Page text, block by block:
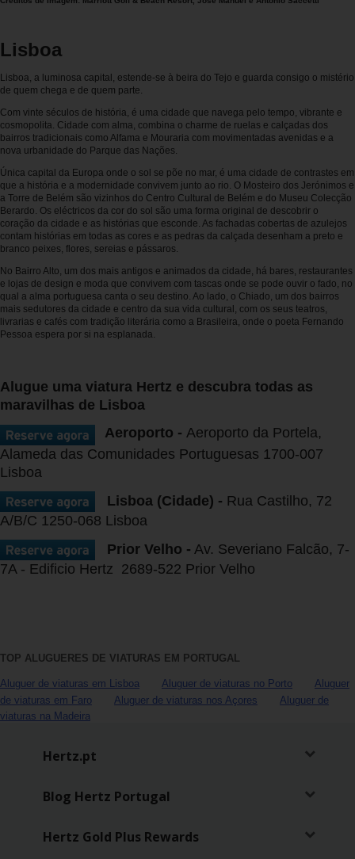
Carros
Elétricos
Carros
Premium
Produtos
e
Serviços
Campers
Alugueres
Mensais
Lojas
Hertz
Gold+
Lisboa
Lisboa, a luminosa capital, estende-se à beira do Tejo e guarda consigo o mistério
de quem chega e de quem parte.
Com vinte séculos de história, é uma cidade que navega pelo tempo, vibrante e
cosmopolita. Cidade com alma, combina o charme de ruelas e calçadas dos
bairros tradicionais como Alfama e Mouraria com movimentadas avenidas e a
nova urbanidade do Parque das Nações.
Única capital da Europa onde o sol se põe no mar, é uma cidade de contrastes em
que a história e a modernidade convivem junto ao rio. O Mosteiro dos Jerónimos e
a Torre de Belém são vizinhos do Centro Cultural de Belém e do Museu Colecção
Berardo. Os eléctricos da cor do sol são uma forma original de descobrir o
coração da cidade e as histórias que esconde. As fachadas cobertas de azulejos
contam histórias em todas as cores e as pedras da calçada desenham a preto e
branco peixes, flores, sereias e pássaros.
No Bairro Alto, um dos mais antigos e animados da cidade, há bares, restaurantes
e lojas de design e moda que convivem com tascas onde se pode ouvir o fado, no
qual a alma portuguesa canta o seu destino. Ao lado, o Chiado, um dos bairros
mais sedutores da cidade e centro da sua vida cultural, com os seus teatros,
livrarias e cafés com tradição literária como a Brasileira, onde o poeta Fernando
Pessoa espera por si na esplanada.
Alugue uma viatura Hertz e descubra todas as
maravilhas de Lisboa
Aeroporto - Aeroporto da Portela,
Alameda das Comunidades Portuguesas 1700-007
Lisboa
Lisboa (Cidade) - Rua Castilho, 72
A/B/C 1250-068 Lisboa
Prior Velho - Av. Severiano Falcão, 7-
7A - Edificio Hertz 2689-522 Prior Velho
TOP ALUGUERES DE VIATURAS EM PORTUGAL
Aluguer de viaturas em Lisboa Aluguer de viaturas no Porto
Aluguer
de viaturas em Faro
Aluguer de viaturas nos Açores
Aluguer de
viaturas na Madeira
Hertz.pt
Blog Hertz Portugal
Hertz Gold Plus Rewards